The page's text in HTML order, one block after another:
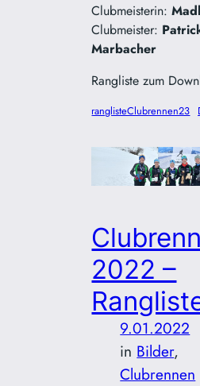
Clubmeisterin:
Clubmeister:
Marbacher
Rangliste zum
ranglisteClubrennen23
2022 –
9.01.2022
in Bilder
Clubrennen